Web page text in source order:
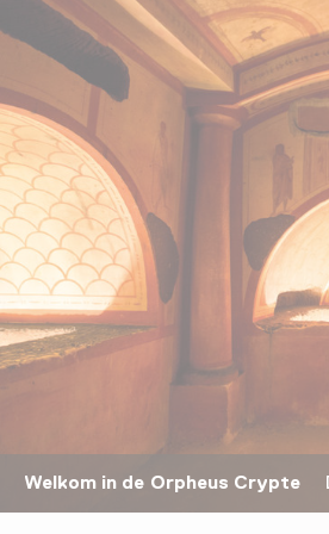
Welkom in de Orpheus Crypte